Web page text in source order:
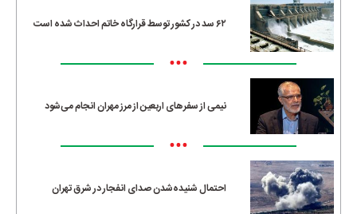
۶۲ سد در کشور توسط قرارگاه خاتم احداث شده است
•••
نیمی از سفرهای اربعین از مرز مهران انجام می‌شود
•••
احتمال شنیده‌شدن صدای انفجار در شرق تهران